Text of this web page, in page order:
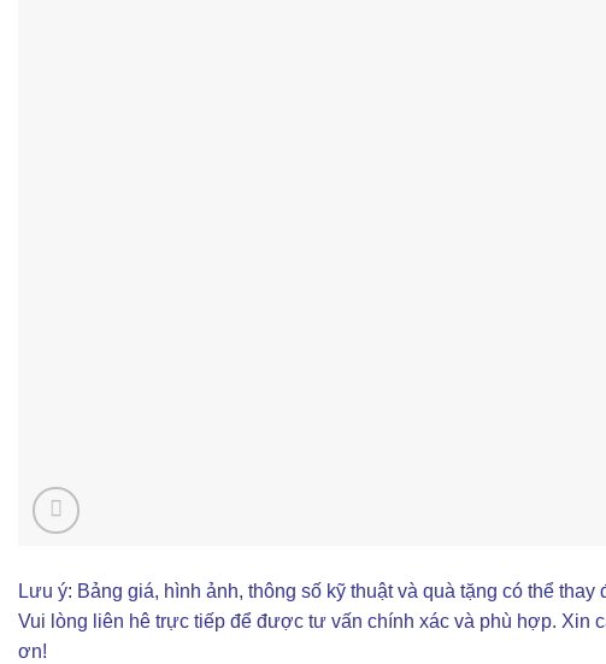
Lưu ý: Bảng giá, hình ảnh, thông số kỹ thuật và quà tặng có thể thay
Vui lòng liên hê trực tiếp để được tư vấn chính xác và phù hợp. Xin
ơn!